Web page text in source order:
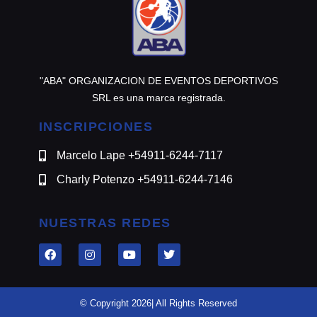
"ABA" ORGANIZACION DE EVENTOS DEPORTIVOS
SRL es una marca registrada.
INSCRIPCIONES
Marcelo Lape +54911-6244-7117
Charly Potenzo +54911-6244-7146
NUESTRAS REDES
© Copyright 2026| All Rights Reserved